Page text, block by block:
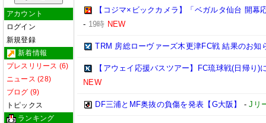
アカウント
ログイン
新規登録
新着情報
プレスリリース (6)
ニュース (28)
ブログ (9)
トピックス
ランキング
【コジマ×ビックカメラ】「ベガルタ仙台 開幕
- 19時 NEW
TRM 房総ローヴァーズ木更津FC戦 結果のお知
【アウェイ応援バスツアー】FC琉球戦(日帰り)
NEW
DF三浦とMF奥抜の負傷を発表【G大阪】 -Jリ